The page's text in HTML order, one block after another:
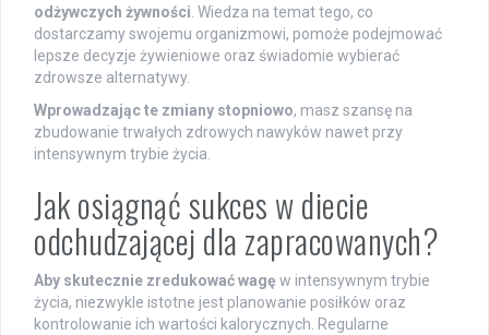
odżywczych żywności . Wiedza na temat tego, co
dostarczamy swojemu organizmowi, pomoże podejmować
lepsze decyzje żywieniowe oraz świadomie wybierać
zdrowsze alternatywy.
Wprowadzając te zmiany stopniowo, masz szansę na
zbudowanie trwałych zdrowych nawyków nawet przy
intensywnym trybie życia.
Jak osiągnąć sukces w diecie
odchudzającej dla zapracowanych?
Aby skutecznie zredukować wagę w intensywnym trybie
życia, niezwykle istotne jest planowanie posiłków oraz
kontrolowanie ich wartości kalorycznych. Regularne